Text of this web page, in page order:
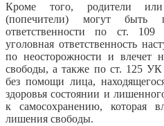
Кроме того, родители или
(попечители) могут быть
ответственности по ст.
уголовная ответственность
по неосторожности и влечет
свободы, а также по ст. 125 УК
без помощи лица,
здоровья состоянии и
к самосохранению, которая
лишения свободы.